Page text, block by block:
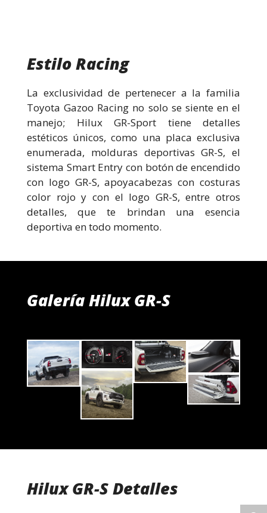
Estilo Racing
La exclusividad de pertenecer a la familia
Toyota Gazoo Racing no solo se siente en el
manejo; Hilux GR-Sport tiene detalles
estéticos únicos, como una placa exclusiva
enumerada, molduras deportivas GR-S, el
sistema Smart Entry con botón de encendido
con logo GR-S, apoyacabezas con costuras
color rojo y con el logo GR-S, entre otros
detalles, que te brindan una esencia
deportiva en todo momento.
Galería Hilux GR-S
Hilux GR-S Detalles